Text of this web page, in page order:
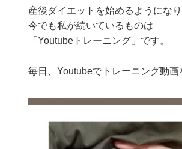
産後ダイエットを始めるようになり
今でも私が続いているものは
「Youtubeトレーニング」です。
毎日、Youtubeでトレーニング動